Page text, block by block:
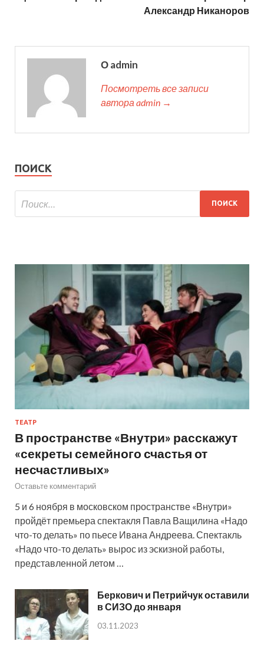
Александр Никаноров
О admin
Посмотреть все записи
автора admin →
ПОИСК
ТЕАТР
В пространстве «Внутри» расскажут
«секреты семейного счастья от
несчастливых»
Оставьте комментарий
5 и 6 ноября в московском пространстве «Внутри»
пройдёт премьера спектакля Павла Ващилина «Надо
что-то делать» по пьесе Ивана Андреева. Спектакль
«Надо что-то делать» вырос из эскизной работы,
представленной летом …
Беркович и Петрийчук оставили
в СИЗО до января
03.11.2023